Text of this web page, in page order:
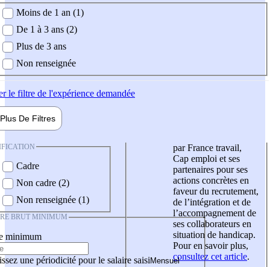
demandée
Moins de 1 an (1)
De 1 à 3 ans (2)
Plus de 3 ans
Non renseignée
le filtre de l'expérience demandée
Plus De Filtres
Cadre
Non cadre (2)
Non renseignée (1)
BRUT MINIMUM
minimum
une périodicité pour le salaire saisi
par France travail,
Cap emploi et ses
partenaires pour ses
actions concrètes en
faveur du recrutement,
de l’intégration et de
l’accompagnement de
ses collaborateurs en
situation de handicap.
Pour en savoir plus,
consultez cet article.